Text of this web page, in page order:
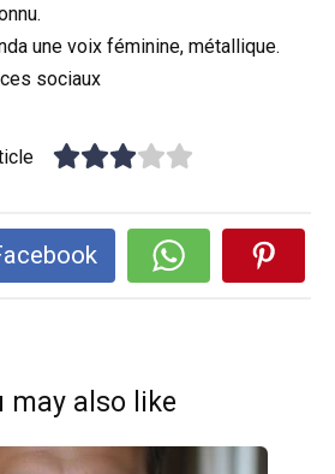
une voix féminine, métallique.
sociaux
may also like